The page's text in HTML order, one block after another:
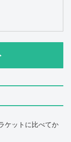
ケットに比べてか